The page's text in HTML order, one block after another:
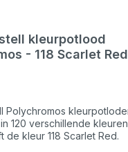
kleurpotlood
- 118 Scarlet Red
Polychromos
120 verschillende
de kleur 118 Scarlet Red.